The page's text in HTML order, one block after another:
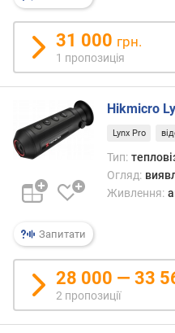
а
н
ь
(
м
р
з
д
л
ь
н
а
31 000 грн.
1 пропозиція
Запитати
Hikmicro
Lynx Pro
Тип:
Огляд:
Живлення:
28 000 — 33
2 пропозиції